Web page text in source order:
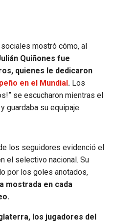
mostró cómo, al
Quiñones fue
quienes le dedicaron
en el Mundial. Los
se escucharon mientras el
guardaba su equipaje.
los seguidores evidenció el
el selectivo nacional. Su
por los goles anotados,
mostrada en cada
los jugadores del